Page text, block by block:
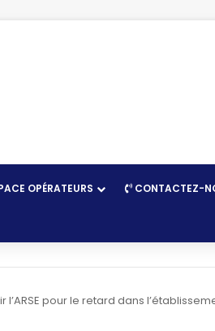
OPÉRATEURS CONTACTEZ-
l’ARSE pour le retard dans